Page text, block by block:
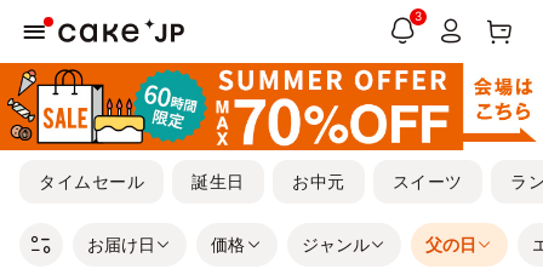
3
タイムセール 誕生日 お中元 スイーツ ラ
お届け日 価格 ジャンル 父の日